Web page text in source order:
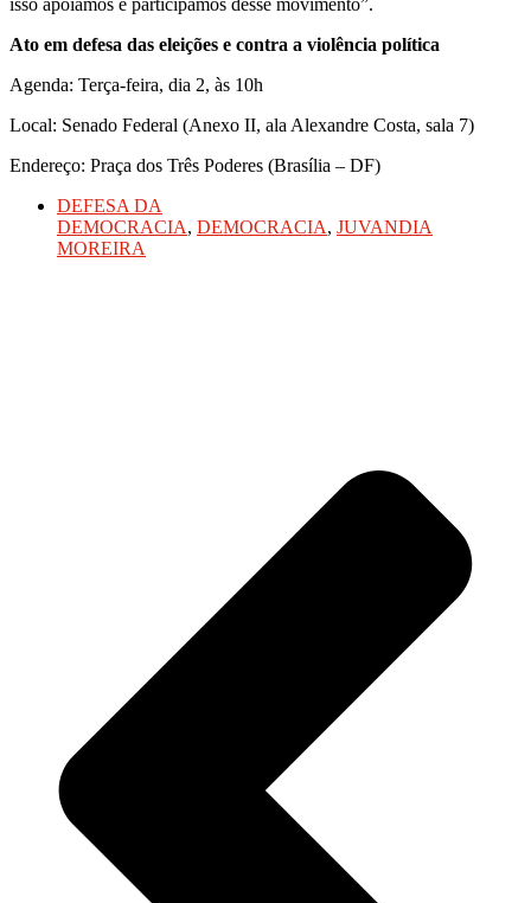
Ato em defesa das eleições e contra a violência política
Agenda: Terça-feira, dia 2, às 10h
Local: Senado Federal (Anexo II, ala Alexandre Costa, sala 7)
Endereço: Praça dos Três Poderes (Brasília – DF)
DEFESA DA
DEMOCRACIA, DEMOCRACIA, JUVANDIA
MOREIRA